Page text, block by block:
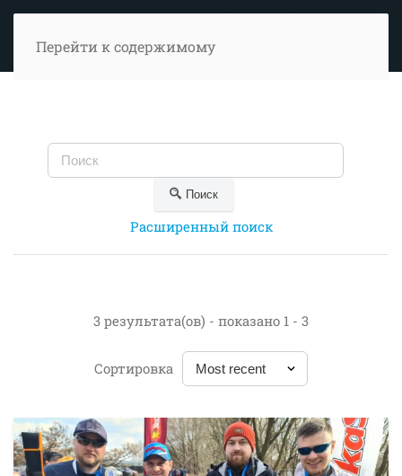
Перейти к содержимому
Поиск
Расширенный поиск
3 результата(ов) - показано 1 - 3
Сортировка